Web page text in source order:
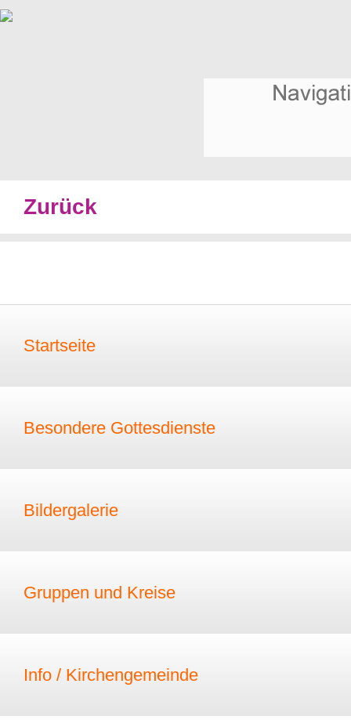
Zurück
Startseite
Besondere Gottesdienste
Bildergalerie
Gruppen und Kreise
Info / Kirchengemeinde